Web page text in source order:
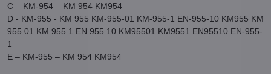
C – KM-954 – KM 954 KM954
D - KM-955 - KM 955 KM-955-01 KM-955-1 EN-955-10 KM955 KM
955 01 KM 955 1 EN 955 10 KM95501 KM9551 EN95510 EN-955-
1
E – KM-955 – KM 954 KM954